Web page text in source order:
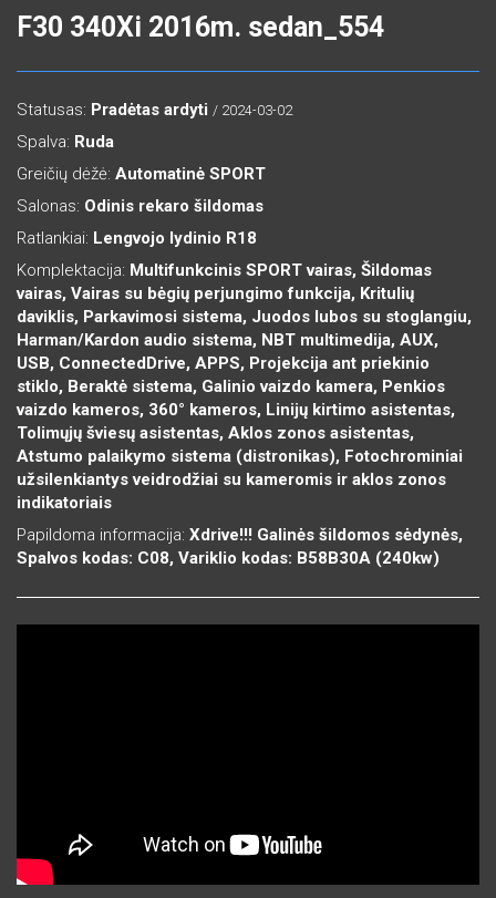
F30 340Xi 2016m. sedan_554
Statusas: Pradėtas ardyti / 2024-03-02
Spalva: Ruda
Greičių dėžė: Automatinė SPORT
Salonas: Odinis rekaro šildomas
Ratlankiai: Lengvojo lydinio R18
Komplektacija: Multifunkcinis SPORT vairas, Šildomas
vairas, Vairas su bėgių perjungimo funkcija, Kritulių
daviklis, Parkavimosi sistema, Juodos lubos su stoglangiu,
Harman/Kardon audio sistema, NBT multimedija, AUX,
USB, ConnectedDrive, APPS, Projekcija ant priekinio
stiklo, Beraktė sistema, Galinio vaizdo kamera, Penkios
vaizdo kameros, 360° kameros, Linijų kirtimo asistentas,
Tolimųjų šviesų asistentas, Aklos zonos asistentas,
Atstumo palaikymo sistema (distronikas), Fotochrominiai
užsilenkiantys veidrodžiai su kameromis ir aklos zonos
indikatoriais
Papildoma informacija: Xdrive!!! Galinės šildomos sėdynės,
Spalvos kodas: C08, Variklio kodas: B58B30A (240kw)